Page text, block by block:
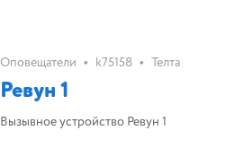
Оповещатели • k75158 • Телта
Ревун 1
Вызывное устройство Ревун 1